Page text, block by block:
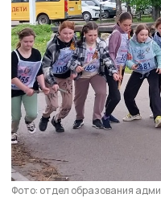
Фото: отдел образования